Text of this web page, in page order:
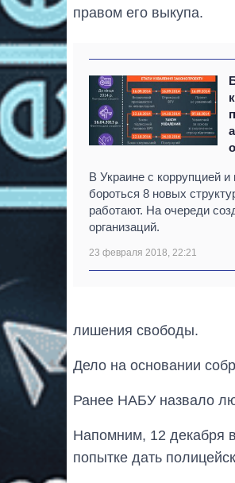
правом его выкупа.
В Украине с коррупцией и
бороться 8 новых
работают. На очереди
организаций.
23 февраля 2018, 22:21
лишения свободы.
Дело на основании
Ранее НАБУ назвало
Напомним, 12 декабря
попытке дать